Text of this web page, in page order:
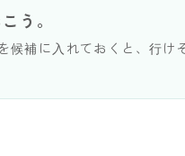
う。
候補に入れておくと、行